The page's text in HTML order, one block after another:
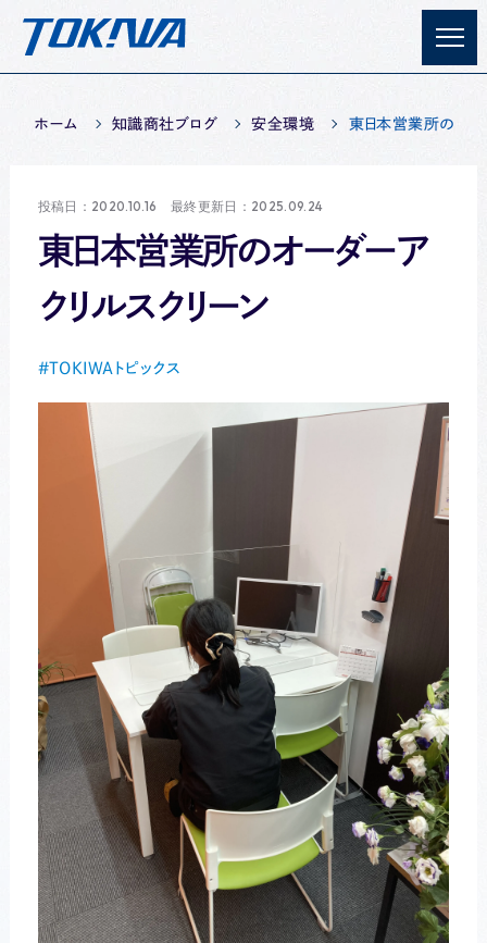
ホーム 知識商社ブログ 安全環境 東日本営業所のオー
投稿日：2020.10.16 最終更新日：2025.09.24
東日本営業所のオーダーア
クリルスクリーン
TOKIWAトピックス